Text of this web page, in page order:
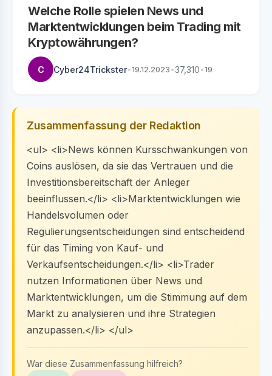
Welche Rolle spielen News und
Marktentwicklungen beim Trading mit
Kryptowährungen?
C Cyber24Trickster•19.12.2023•37,310•19
Zusammenfassung der Redaktion
<ul> <li>News können Kursschwankungen von
Coins auslösen, da sie das Vertrauen und die
Investitionsbereitschaft der Anleger
beeinflussen.</li> <li>Marktentwicklungen wie
Handelsvolumen oder
Regulierungsentscheidungen sind entscheidend
für das Timing von Kauf- und
Verkaufsentscheidungen.</li> <li>Trader
nutzen Informationen über News und
Marktentwicklungen, um die Stimmung auf dem
Markt zu analysieren und ihre Strategien
anzupassen.</li> </ul>
War diese Zusammenfassung hilfreich?